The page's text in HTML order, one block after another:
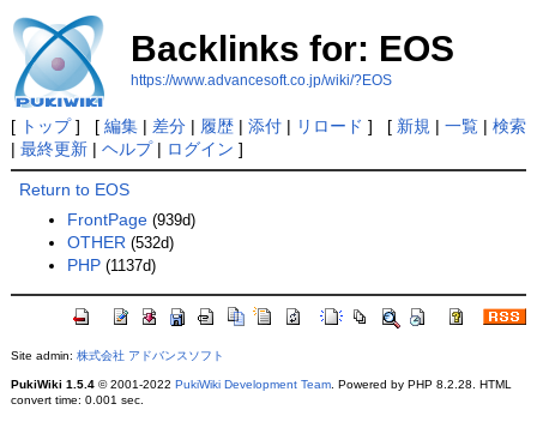
Backlinks for: EOS
https://www.advancesoft.co.jp/wiki/?EOS
[ トップ] [ 編集| 差分| 履歴| 添付| リロード ] [ 新規 | 一覧| 検索
| 最終更新| ヘルプ| ログイン ]
Return to EOS
FrontPage (939d)
OTHER (532d)
PHP (1137d)
Site admin: 株式会社 アドバンスソフト
PukiWiki 1.5.4© 2001-2022 PukiWiki Development Team. Powered by PHP 8.2.28. HTML
convert time: 0.001 sec.